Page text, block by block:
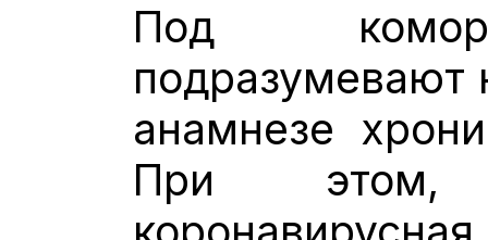
Под
подразумевают
анамнезе
При этом,